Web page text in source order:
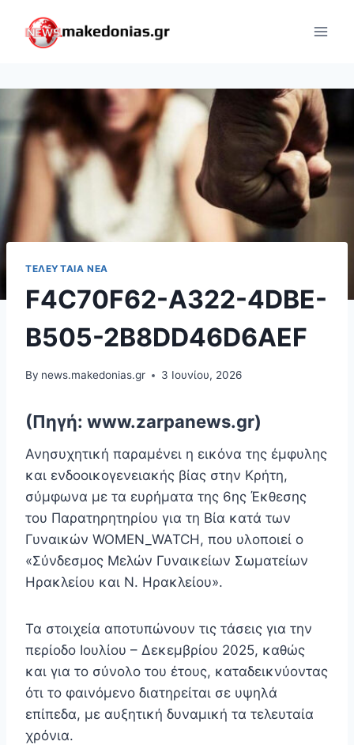
content
ΤΕΛΕΥΤΑΊΑ ΝΈΑ
F4C70F62-A322-4DBE-
B505-2B8DD46D6AEF
By news.makedonias.gr 3 Ιουνίου, 2026
(Πηγή: www.zarpanews.gr)
Ανησυχητική παραμένει η εικόνα της έμφυλης
και ενδοοικογενειακής βίας στην Κρήτη,
σύμφωνα με τα ευρήματα της 6ης Έκθεσης
του Παρατηρητηρίου για τη Βία κατά των
Γυναικών WOMEN_WATCH, που υλοποιεί ο
«Σύνδεσμος Μελών Γυναικείων Σωματείων
Ηρακλείου και Ν. Ηρακλείου».
Τα στοιχεία αποτυπώνουν τις τάσεις για την
περίοδο Ιουλίου – Δεκεμβρίου 2025, καθώς
και για το σύνολο του έτους, καταδεικνύοντας
ότι το φαινόμενο διατηρείται σε υψηλά
επίπεδα, με αυξητική δυναμική τα τελευταία
χρόνια.